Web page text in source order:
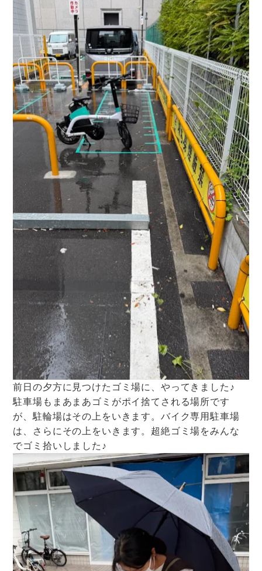
前日の夕方に見つけたゴミ場に、やってきました♪
駐車場もまあまあゴミがポイ捨てされる場所です
が、駐輪場はその上をいきます。バイク専用駐車場
は、さらにその上をいきます。超絶ゴミ場をみんな
でゴミ拾いしました♪